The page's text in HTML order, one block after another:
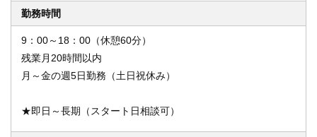
勤務時間
9：00～18：00（休憩60分）
残業月20時間以内
月～金の週5日勤務（土日祝休み）
★即日～長期（スタート日相談可）